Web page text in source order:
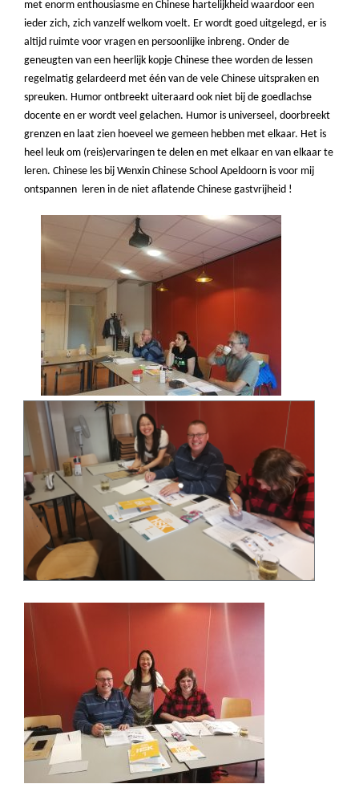
met enorm enthousiasme en Chinese hartelijkheid waardoor een
ieder zich, zich vanzelf welkom voelt. Er wordt goed uitgelegd, er is
altijd ruimte voor vragen en persoonlijke inbreng. Onder de
geneugten van een heerlijk kopje Chinese thee worden de lessen
regelmatig gelardeerd met één van de vele Chinese uitspraken en
spreuken. Humor ontbreekt uiteraard ook niet bij de goedlachse
docente en er wordt veel gelachen. Humor is universeel, doorbreekt
grenzen en laat zien hoeveel we gemeen hebben met elkaar. Het is
heel leuk om (reis)ervaringen te delen en met elkaar en van elkaar te
leren. Chinese les bij Wenxin Chinese School Apeldoorn is voor mij
ontspannen leren in de niet aflatende Chinese gastvrijheid !